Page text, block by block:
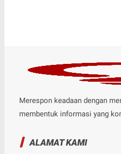
Merespon keadaan dengan
membentuk informasi yang
ALAMAT KAMI